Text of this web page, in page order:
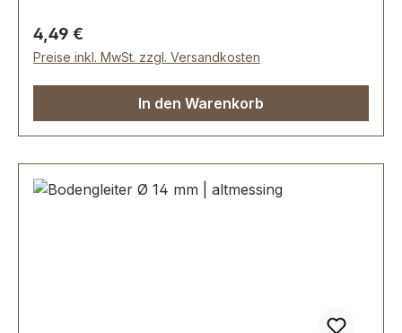
Regulärer Preis:
4,49 €
Preise inkl. MwSt. zzgl. Versandkosten
In den Warenkorb